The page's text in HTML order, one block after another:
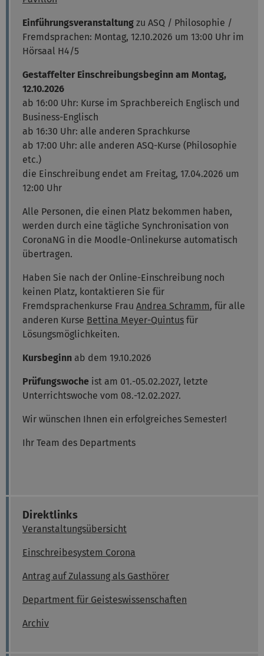
Einführungsveranstaltung zu ASQ / Philosophie /
Fremdsprachen: Montag, 12.10.2026 um 13:00 Uhr im
Hörsaal H4/5
Gestaffelter Einschreibungsbeginn am Montag,
12.10.2026
ab 16:00 Uhr: Kurse im Sprachbereich Englisch und
Business-Englisch
ab 16:30 Uhr: alle anderen Sprachkurse
ab 17:00 Uhr: alle anderen ASQ-Kurse (Philosophie
etc.)
die Einschreibung endet am Freitag, 17.04.2026 um
12:00 Uhr
Alle Personen, die einen Platz bekommen haben,
werden durch eine tägliche Synchronisation von
CoronaNG in die Moodle-Onlinekurse automatisch
übertragen.
Haben Sie nach der Online-Einschreibung noch
keinen Platz, kontaktieren Sie für
Fremdsprachenkurse Frau Andrea Schramm, für alle
anderen Kurse Bettina Meyer-Quintus für
Lösungsmöglichkeiten.
Kursbeginn ab dem 19.10.2026
Prüfungswoche ist am 01.-05.02.2027, letzte
Unterrichtswoche vom 08.-12.02.2027.
Wir wünschen Ihnen ein erfolgreiches Semester!
Ihr Team des Departments
Direktlinks
Veranstaltungsübersicht
Einschreibesystem Corona
Antrag auf Zulassung als Gasthörer
Department für Geisteswissenschaften
Archiv